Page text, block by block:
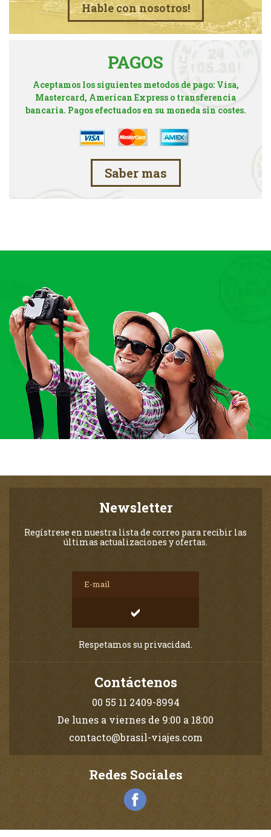
Hable con nosotros!
PAGOS
Aceptamos los siguientes metodos de pago: Visa,
Mastercard, American Express o transferencia
bancaria. Pagos efectuados en su moneda sin costes.
Saber mas
Newsletter
Regístrese en nuestra lista de correo para recibir las
últimas actualizaciones y ofertas.
Respetamos su privacidad.
Contáctenos
00 55 11 2409-8994
De lunes a viernes de 9:00 a 18:00
contacto@brasil-viajes.com
Redes Sociales